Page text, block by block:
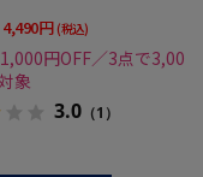
4,490円 (税込)
円OFF／3点で3,00
象
3.0 （1）